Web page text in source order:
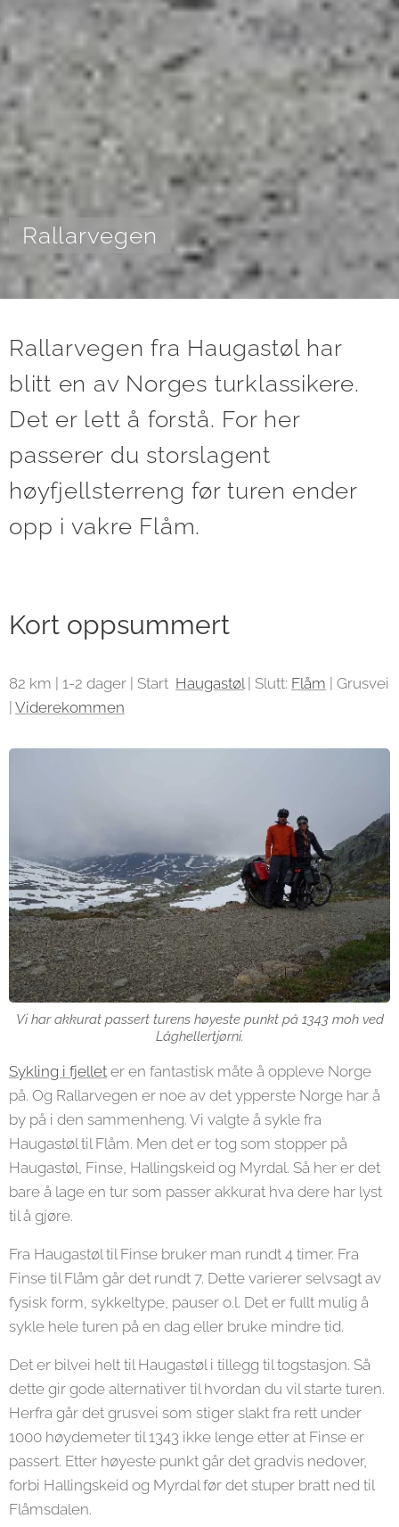
Rallarvegen
Rallarvegen fra Haugastøl har
blitt en av Norges turklassikere.
Det er lett å forstå. For her
passerer du storslagent
høyfjellsterreng før turen ender
opp i vakre Flåm.
Kort oppsummert
82 km | 1-2 dager | Start Haugastøl| Slutt: Flåm | Grusvei
Viderekommen
Vi har akkurat passert turens høyeste punkt på 1343 moh ved
Låghellertjørni.
Sykling i fjellet er en fantastisk måte å oppleve Norge
på. Og Rallarvegen er noe av det ypperste Norge har å
by på i den sammenheng. Vi valgte å sykle fra
Haugastøl til Flåm. Men det er tog som stopper på
Haugastøl, Finse, Hallingskeid og Myrdal. Så her er det
bare å lage en tur som passer akkurat hva dere har lyst
til å gjøre.
Fra Haugastøl til Finse bruker man rundt 4 timer. Fra
Finse til Flåm går det rundt 7. Dette varierer selvsagt av
fysisk form, sykkeltype, pauser o.l. Det er fullt mulig å
sykle hele turen på en dag eller bruke mindre tid.
Det er bilvei helt til Haugastøl i tillegg til togstasjon. Så
dette gir gode alternativer til hvordan du vil starte turen.
Herfra går det grusvei som stiger slakt fra rett under
1000 høydemeter til 1343 ikke lenge etter at Finse er
passert. Etter høyeste punkt går det gradvis nedover,
forbi Hallingskeid og Myrdal før det stuper bratt ned til
Flåmsdalen.